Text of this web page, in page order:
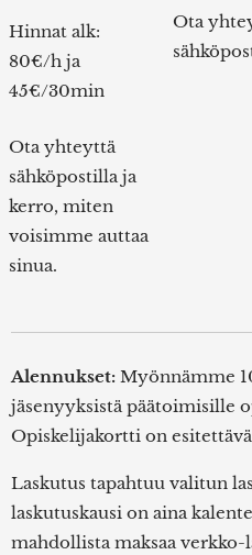
Hinnat alk:
80€/h ja
45€/30min
Ota yhteyttä
sähköpostilla ja
kerro, miten
voisimme auttaa
sinua.
Ota
Alennukset: Myönnämme
jäsenyyksistä päätoimisille
Opiskelijakortti on
Laskutus tapahtuu valitun
laskutuskausi on aina
mahdollista maksaa